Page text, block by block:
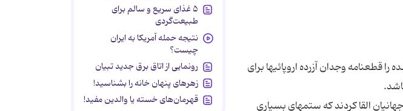
قطعنامه وجدان آزرده اروپائیها برای
القا کردند که ستمهای بسیاری
۵ غذای سریع و سالم برای
طبیعت‌گردی
نتیجه حمله آمریکا به ایران
چیست؟
رونمایی از اتاق برق جدید تبیان
زهرهای پنهان خانه را بشناسید!
قهرمان‌های خسته یا والدین مفید!